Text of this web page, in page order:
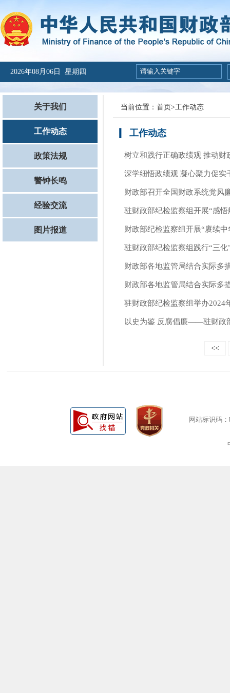
2026年08月06日 星期四
关于我们
工作动态
政策法规
警钟长鸣
经验交流
图片报道
当前位置： 首页>工作动态
工作动态
树立和践行正确政绩观 推动
深学细悟政绩观 凝心聚力促
财政部召开全国财政系统党风
驻财政部纪检监察组开展“感
财政部纪检监察组开展“赓续
驻财政部纪检监察组践行“三
财政部各地监管局结合实际多
财政部各地监管局结合实际多
驻财政部纪检监察组举办2024
以史为鉴 反腐倡廉——驻财政
<<
网站标识码